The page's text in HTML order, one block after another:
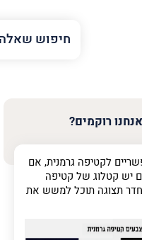
פרט
על
מה
רוקמים?
לקטיפה גרמנית, אם
יש קטלוג של קטיפה
תצוגה תוכל למשש את